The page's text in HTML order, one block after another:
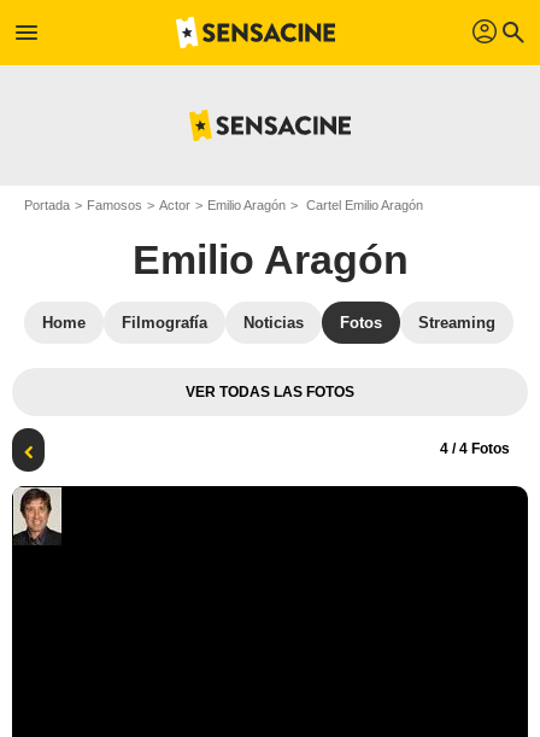
menu profil search
Portada Famosos Actor Emilio Aragón Cartel Emilio Aragón
Emilio Aragón
Home Filmografía Noticias Fotos Streaming
VER TODAS LAS FOTOS
4 / 4 Fotos